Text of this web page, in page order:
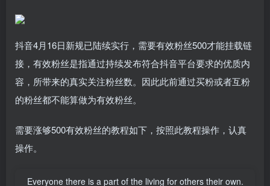
抖音4月16日新规已陆续实行，需要有效粉丝500才能挂载链
接，有效粉丝是指通过持续发布符合抖音平台要求的优质内
容，所带来的真实关注粉丝数。因此此前通过买粉或者互粉
的粉丝都不能算做为有效粉丝。
需要涨够500有效粉丝的教程如下，按照此教程操作，认真
操作。
Everyone there is a part of the living for others their own.